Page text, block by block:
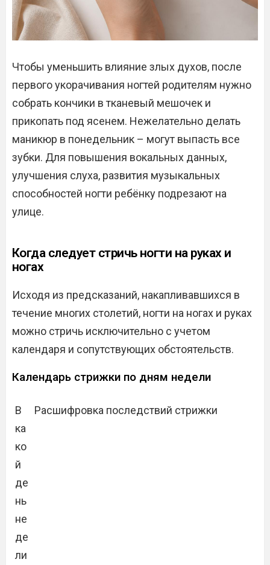
Чтобы уменьшить влияние злых духов, после
первого укорачивания ногтей родителям нужно
собрать кончики в тканевый мешочек и
прикопать под ясенем. Нежелательно делать
маникюр в понедельник – могут выпасть все
зубки. Для повышения вокальных данных,
улучшения слуха, развития музыкальных
способностей ногти ребёнку подрезают на
улице.
Когда следует стричь ногти на руках и
ногах
Исходя из предсказаний, накапливавшихся в
течение многих столетий, ногти на ногах и руках
можно стричь исключительно с учетом
календаря и сопутствующих обстоятельств.
Календарь стрижки по дням недели
В
ка
ко
й
де
нь
не
де
ли
Расшифровка последствий стрижки